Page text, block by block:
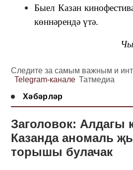
Быел Казан
көннәрендә үтә.
Следите за самым важным и
Telegram-канале Татмедиа
Хәбәрләр
Заголовок: Алдагы
Казанда аномаль
торышы булачак